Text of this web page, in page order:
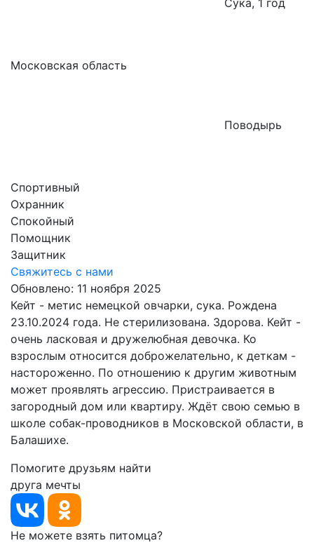
Сука, 1 год
Московская область
Поводырь
Спортивный
Охранник
Спокойный
Помощник
Защитник
Свяжитесь с нами
Обновлено: 11 ноября 2025
Кейт - метис немецкой овчарки, сука. Рождена
23.10.2024 года. Не стерилизована. Здорова. Кейт -
очень ласковая и дружелюбная девочка. Ко
взрослым относится доброжелательно, к деткам -
настороженно. По отношению к другим животным
может проявлять агрессию. Пристраивается в
загородный дом или квартиру. Ждёт свою семью в
школе собак-проводников в Московской области, в
Балашихе.
Помогите друзьям найти
друга мечты
Не можете взять питомца?